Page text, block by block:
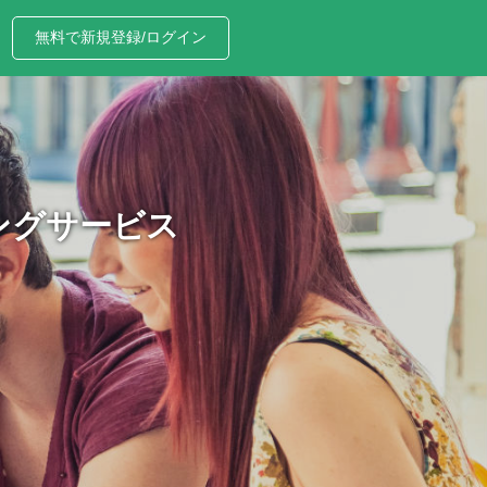
無料で新規登録/ログイン
グサービス